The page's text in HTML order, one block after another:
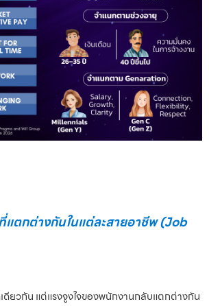
แตกต่างกันในแต่ละสายอาชีพ (Job
ดียวกัน แต่แรงจูงใจของพนักงานกลับแตกต่างกัน